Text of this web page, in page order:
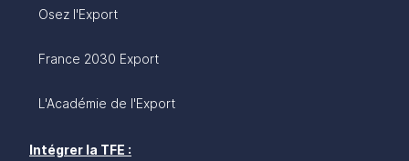
Osez l'Export
France 2030 Export
L'Académie de l'Export
Intégrer la TFE :